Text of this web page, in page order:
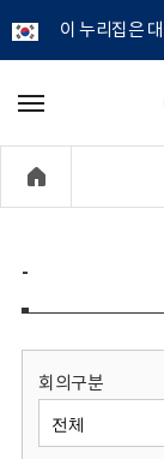
이 누리집은
메
기
-
회의구분